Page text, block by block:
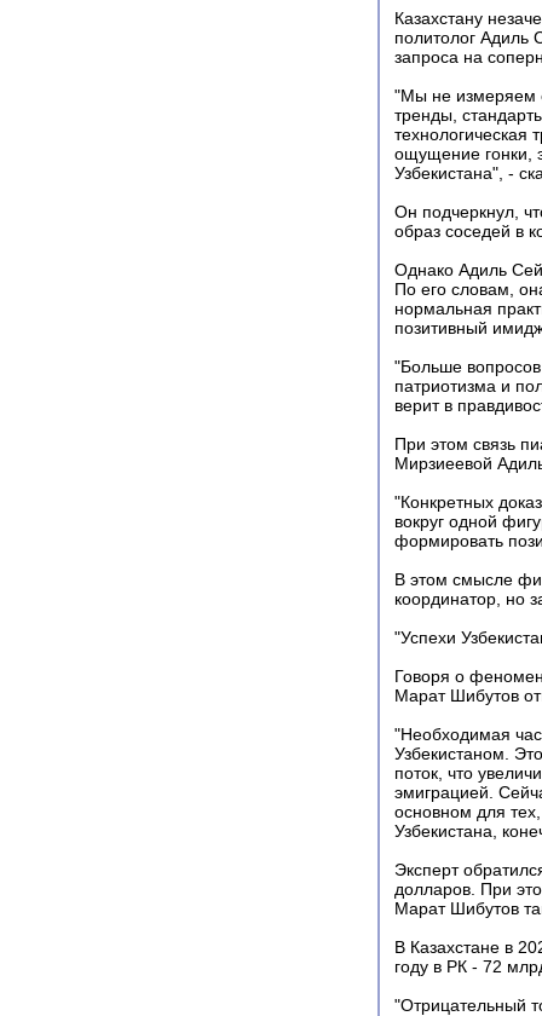
Казахстану
политолог Адиль
запроса на
"Мы не измеряем
тренды,
технологическая
ощущение гонки,
Узбекистана", -
Он подчеркнул,
образ соседей в
Однако Адиль
По его словам,
нормальная
позитивный
"Больше
патриотизма и
верит в
При этом связь
Мирзиеевой
"Конкретных
вокруг одной
формировать
В этом смысле
координатор, но
"Успехи
Говоря о
Марат Шибутов
"Необходимая
Узбекистаном.
поток, что
эмиграцией.
основном для
Узбекистана,
Эксперт
долларов. При
Марат Шибутов
В Казахстане в
году в РК - 72
"Отрицательный